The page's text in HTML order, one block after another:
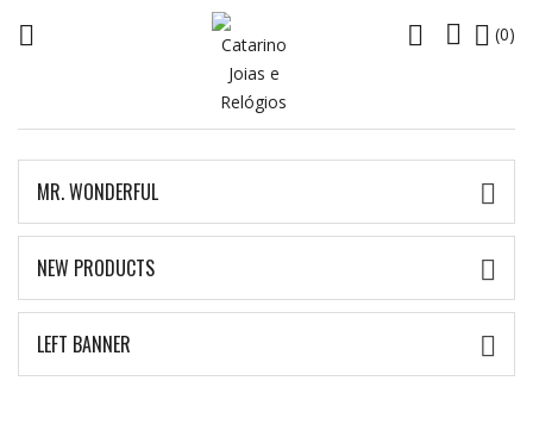
  (0)


MR. WONDERFUL 
NEW PRODUCTS 
LEFT BANNER 